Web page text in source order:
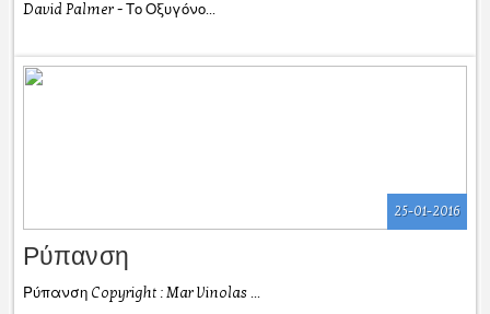
David Palmer - Το Οξυγόνο...
25-01-2016
Ρύπανση
Ρύπανση Copyright : Mar Vinolas ...